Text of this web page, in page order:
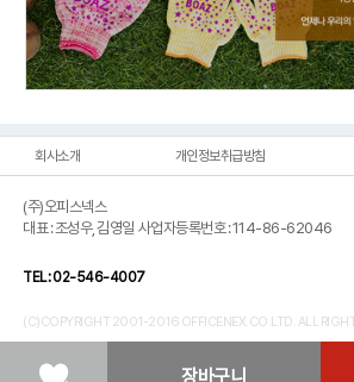
회사소개 개인정보취급방침
(주)오피스넥스
대표 : 조성우, 김영일 사업자등록번호 : 114-86-62046
TEL : 02-546-4007
(C)COPYRIGHT 2001-2016 OFFICENEX.CO.LTD. ALL
장바구니